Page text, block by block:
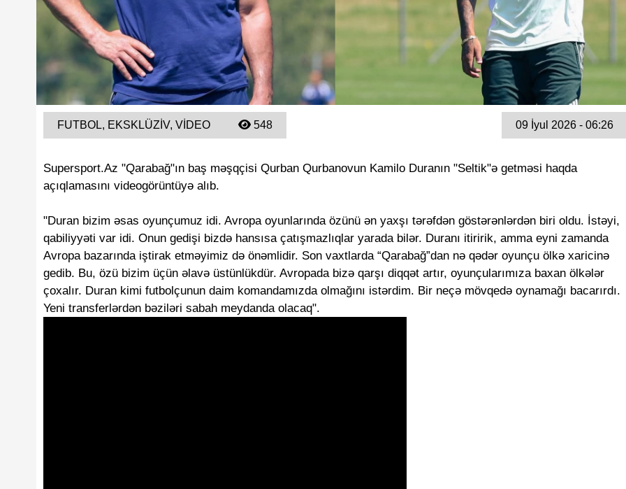
FUTBOL, EKSKLÜZIV, VIDEO 548 09 İyul 2026 - 06:26
Supersport.Az "Qarabağ"ın baş məşqçisi Qurban Qurbanovun Kamilo Duranın "Seltik"ə getməsi haqda
açıqlamasını videogörüntüyə alıb.
"Duran bizim əsas oyunçumuz idi. Avropa oyunlarında özünü ən yaxşı tərəfdən göstərənlərdən biri oldu. İstəyi,
qabiliyyəti var idi. Onun gedişi bizdə hansısa çatışmazlıqlar yarada bilər. Duranı itiririk, amma eyni zamanda
Avropa bazarında iştirak etməyimiz də önəmlidir. Son vaxtlarda “Qarabağ”dan nə qədər oyunçu ölkə xaricinə
gedib. Bu, özü bizim üçün əlavə üstünlükdür. Avropada bizə qarşı diqqət artır, oyunçularımıza baxan ölkələr
çoxalır. Duran kimi futbolçunun daim komandamızda olmağını istərdim. Bir neçə mövqedə oynamağı bacarırdı.
Yeni transferlərdən bəziləri sabah meydanda olacaq".